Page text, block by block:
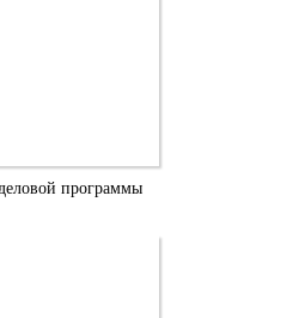
программы